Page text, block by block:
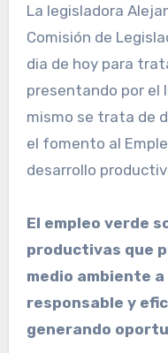
La legisladora Alejandra Cejas quién encabeza la
Comisión de
dia de hoy para
presentando por el
mismo se trata de
el fomento al
desarrollo
El empleo verde
productivas que
medio ambiente
responsable y
generando